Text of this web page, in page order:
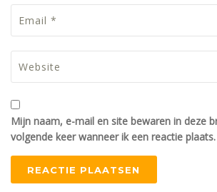
Mijn naam, e-mail en site bewaren in deze
volgende keer wanneer ik een reactie plaats.